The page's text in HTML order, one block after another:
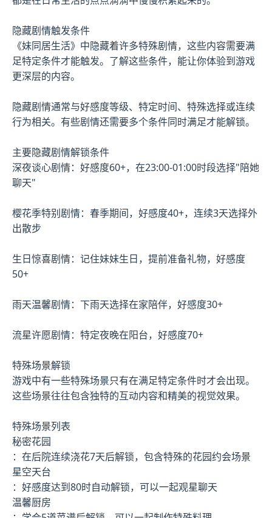
隐藏剧情触发条件
《妹同居生活》中隐藏着许多特殊剧情，这些内容需要满
足特定条件才能触发。了解这些条件，能让你体验到游戏
更深层的内容。
隐藏剧情通常与好感度等级、特定时间、特殊选择或连续
行为相关。有些剧情还需要多个条件同时满足才能解锁。
主要隐藏剧情解锁条件
深夜谈心剧情：好感度60+，在23:00-01:00时段选择"陪她
聊天"
樱花季特别剧情：春季期间，好感度40+，连续3天选择外
出散步
生日惊喜剧情：记住妹妹生日，提前准备礼物，好感度
50+
雨天温馨剧情：下雨天选择在家陪伴，好感度30+
流星许愿剧情：特定夜晚在阳台，好感度70+
特殊场景解锁
游戏中有一些特殊场景只有在满足特定条件时才会出现。
这些场景往往包含独特的互动内容和精美的视觉效果。
特殊场景列表
秘密花园
：在后院连续浇花7天后解锁，包含特殊的花园约会场景
星空天台
：好感度达到80时自动解锁，可以一起观星聊天
温馨厨房